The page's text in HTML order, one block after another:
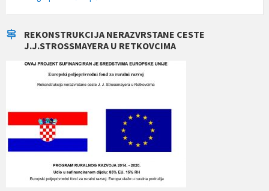
REKONSTRUKCIJA NERAZVRSTANE CESTE
J.J.STROSSMAYERA U RETKOVCIMA